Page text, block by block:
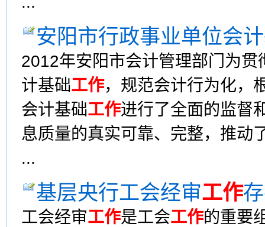
安阳市行政事业单位会
2012年安阳市会计管理部门为
计基础工作，规范会计行为化，
会计基础工作进行了全面的监督
息质量的真实可靠、完整，推动
...
基层央行工会经审工作
工会经审工作是工会工作的重要